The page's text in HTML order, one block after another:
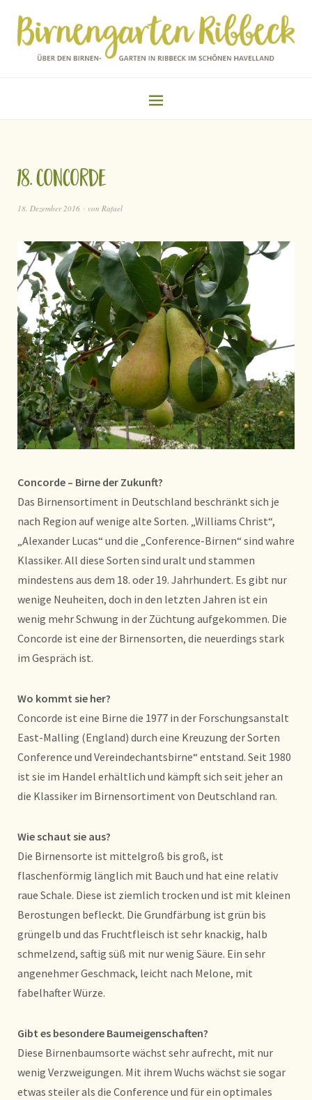
18. Concorde
18. Dezember 2016 von Rafael
Concorde – Birne der Zukunft?
Das Birnensortiment in Deutschland beschränkt sich je
nach Region auf wenige alte Sorten. „Williams Christ“,
„Alexander Lucas“ und die „Conference-Birnen“ sind wahre
Klassiker. All diese Sorten sind uralt und stammen
mindestens aus dem 18. oder 19. Jahrhundert. Es gibt nur
wenige Neuheiten, doch in den letzten Jahren ist ein
wenig mehr Schwung in der Züchtung aufgekommen. Die
Concorde ist eine der Birnensorten, die neuerdings stark
im Gespräch ist.
Wo kommt sie her?
Concorde ist eine Birne die 1977 in der Forschungsanstalt
East-Malling (England) durch eine Kreuzung der Sorten
Conference und Vereindechantsbirne“ entstand. Seit 1980
ist sie im Handel erhältlich und kämpft sich seit jeher an
die Klassiker im Birnensortiment von Deutschland ran.
Wie schaut sie aus?
Die Birnensorte ist mittelgroß bis groß, ist
flaschenförmig länglich mit Bauch und hat eine relativ
raue Schale. Diese ist ziemlich trocken und ist mit kleinen
Berostungen befleckt. Die Grundfärbung ist grün bis
grüngelb und das Fruchtfleisch ist sehr knackig, halb
schmelzend, saftig süß mit nur wenig Säure. Ein sehr
angenehmer Geschmack, leicht nach Melone, mit
fabelhafter Würze.
Gibt es besondere Baumeigenschaften?
Diese Birnenbaumsorte wächst sehr aufrecht, mit nur
wenig Verzweigungen. Mit ihrem Wuchs wächst sie sogar
etwas steiler als die Conference und für ein optimales